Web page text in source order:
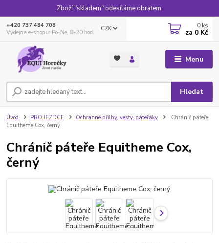
Zboží "skladem" odesíláme obratem.
Menu
CZK
Hledat
+420 737 484 708
Výdejna e-shopu: Po-Ne, 8-20 hod.
0 ks
za 0 Kč
Úvod PRO JEZDCE Ochranné přilby, vesty, páteřáky
Chránič páteře
Equitheme Cox, černý
Chránič páteře Equitheme Cox,
černý